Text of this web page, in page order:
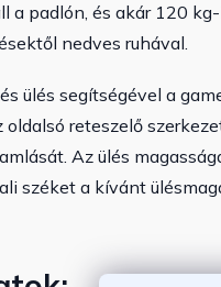
a padlón, és akár 120
nedves ruhával.
ülés segítségével a
oldalsó reteszelő
Az ülés
széket a kívánt